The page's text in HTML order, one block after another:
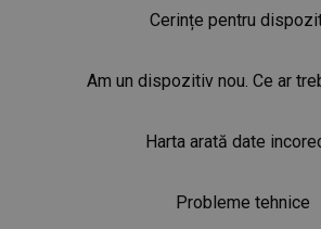
Cerințe pentru
Am un dispozitiv nou. Ce ar
Harta arată date
Probleme tehnice